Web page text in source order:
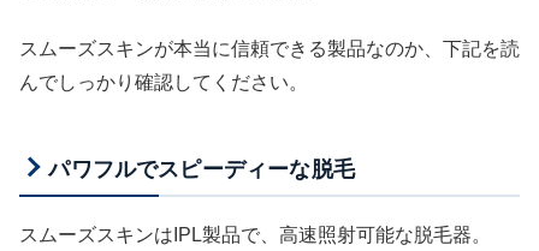
スムーズスキンが本当に信頼できる製品なのか、下記を読
んでしっかり確認してください。
パワフルでスピーディーな脱毛
スムーズスキンはIPL製品で、高速照射可能な脱毛器。